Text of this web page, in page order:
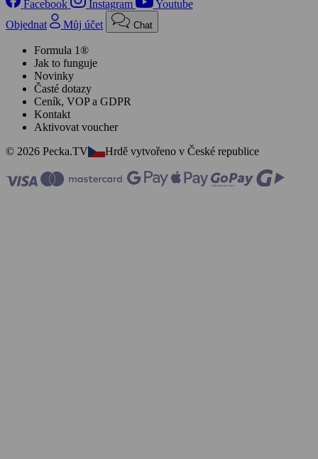
Facebook Instagram
Youtube
Objednat
Můj účet Chat
Formula 1®
Jak to funguje
Novinky
Časté dotazy
Ceník, VOP a GDPR
Kontakt
Aktivovat voucher
© 2026 Pecka.TV
Hrdě vytvořeno v České republice